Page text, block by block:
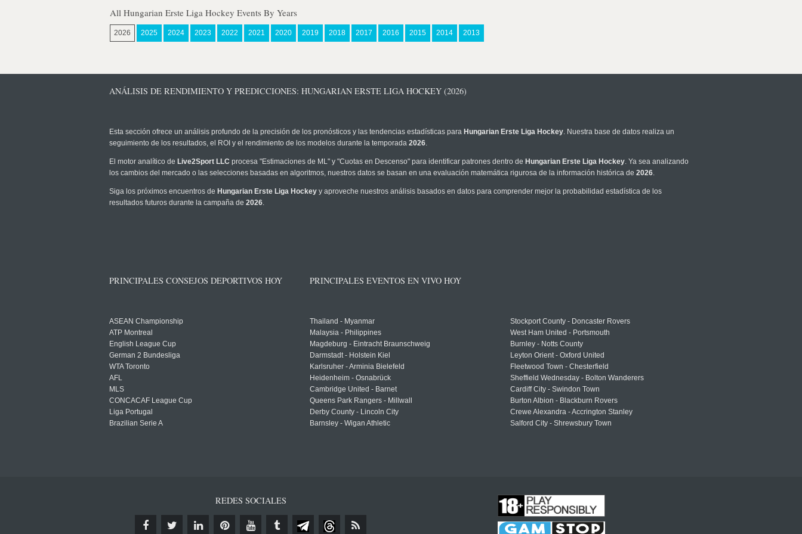
All Hungarian Erste Liga Hockey Events By Years
2026 2025 2024 2023 2022 2021 2020 2019 2018 2017 2016 2015 2014 2013
ANÁLISIS DE RENDIMIENTO Y PREDICCIONES: HUNGARIAN ERSTE LIGA HOCKEY (2026)
Esta sección ofrece un análisis profundo de la precisión de los pronósticos y las tendencias estadísticas para Hungarian Erste Liga Hockey. Nuestra base de datos realiza un
seguimiento de los resultados, el ROI y el rendimiento de los modelos durante la temporada 2026.
El motor analítico de Live2Sport LLC procesa "Estimaciones de ML" y "Cuotas en Descenso" para identificar patrones dentro de Hungarian Erste Liga Hockey. Ya sea analizando
los cambios del mercado o las selecciones basadas en algoritmos, nuestros datos se basan en una evaluación matemática rigurosa de la información histórica de 2026.
Siga los próximos encuentros de Hungarian Erste Liga Hockey y aproveche nuestros análisis basados en datos para comprender mejor la probabilidad estadística de los
resultados futuros durante la campaña de 2026.
PRINCIPALES CONSEJOS DEPORTIVOS HOY
ASEAN Championship
ATP Montreal
English League Cup
German 2 Bundesliga
WTA Toronto
AFL
MLS
CONCACAF League Cup
Liga Portugal
Brazilian Serie A
PRINCIPALES EVENTOS EN VIVO HOY
Thailand - Myanmar
Malaysia - Philippines
Magdeburg - Eintracht Braunschweig
Darmstadt - Holstein Kiel
Karlsruher - Arminia Bielefeld
Heidenheim - Osnabrück
Cambridge United - Barnet
Queens Park Rangers - Millwall
Derby County - Lincoln City
Barnsley - Wigan Athletic
Stockport County - Doncaster Rovers
West Ham United - Portsmouth
Burnley - Notts County
Leyton Orient - Oxford United
Fleetwood Town - Chesterfield
Sheffield Wednesday - Bolton Wanderers
Cardiff City - Swindon Town
Burton Albion - Blackburn Rovers
Crewe Alexandra - Accrington Stanley
Salford City - Shrewsbury Town
REDES SOCIALES